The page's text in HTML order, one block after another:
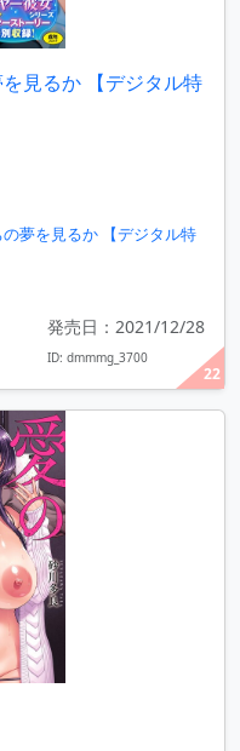
22
見るか 【デジタル特
夢を見るか 【デジタル特
発売日：2021/12/28
ID: dmmmg_3700